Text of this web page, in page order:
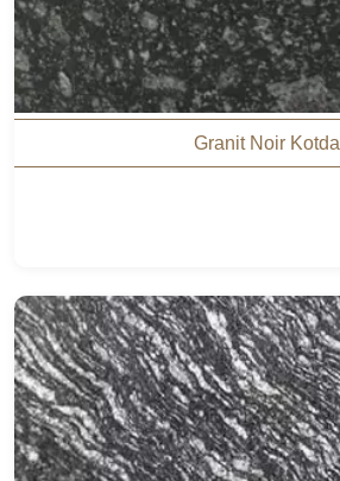
Granit Noir Kotda